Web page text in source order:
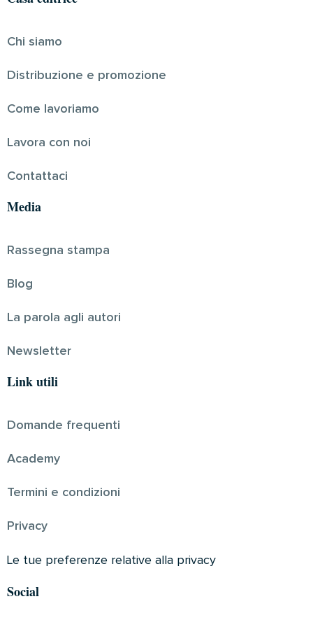
Chi siamo
Distribuzione e promozione
Come lavoriamo
Lavora con noi
Contattaci
Media
Rassegna stampa
Blog
La parola agli autori
Newsletter
Link utili
Domande frequenti
Academy
Termini e condizioni
Privacy
Le tue preferenze relative alla privacy
Social